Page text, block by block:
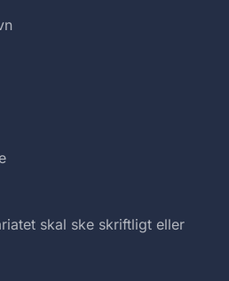
skal ske skriftligt eller